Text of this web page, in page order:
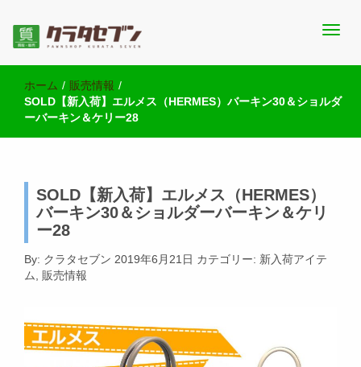
池袋の質屋クラタセブン 公式BLOG
績・販売商品情報や雑記をお届けします。
ホーム / 販売情報 /
SOLD【新入荷】エルメス（HERMES）バーキン30＆ショルダ
ーバーキン＆ケリー28
SOLD【新入荷】エルメス（HERMES）
バーキン30＆ショルダーバーキン＆ケリ
ー28
By: クラタセブン 2019年6月21日 カテゴリー: 新入荷アイテ
ム
販売情報